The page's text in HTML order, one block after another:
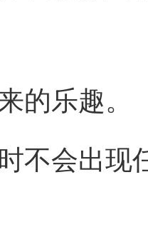
的乐趣。
不会出现